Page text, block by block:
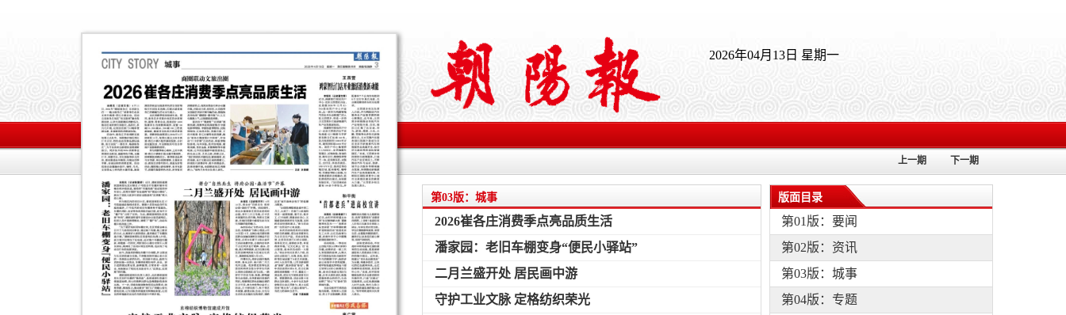
2026年04月13日 星期一
上一期 下一期
版面目录
第01版：要闻
第02版：资讯
第03版：城事
第04版：专题
第03版：城事
2026崔各庄消费季点亮品质生活
潘家园：老旧车棚变身“便民小驿站”
二月兰盛开处 居民画中游
守护工业文脉 定格纺织荣光